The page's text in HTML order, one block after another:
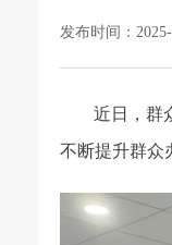
发布时间：
近日，群
不断提升群众